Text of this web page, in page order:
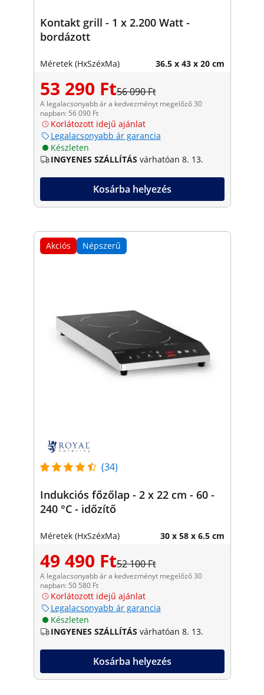
Kontakt grill - 1 x 2.200 Watt -
bordázott
Méretek (HxSzéxMa) 36.5 x 43 x 20 cm
53 290 Ft56 090 Ft
A legalacsonyabb ár a kedvezményt megelőző 30
napban: 56 090 Ft
Korlátozott idejű ajánlat
Legalacsonyabb ár garancia
Készleten
INGYENES SZÁLLÍTÁS várhatóan 8. 13.
Kosárba helyezés
Akciós Népszerű
(34)
Indukciós főzőlap - 2 x 22 cm - 60 -
240 °C - időzítő
Méretek (HxSzéxMa) 30 x 58 x 6.5 cm
49 490 Ft52 100 Ft
A legalacsonyabb ár a kedvezményt megelőző 30
napban: 50 580 Ft
Korlátozott idejű ajánlat
Legalacsonyabb ár garancia
Készleten
INGYENES SZÁLLÍTÁS várhatóan 8. 13.
Kosárba helyezés